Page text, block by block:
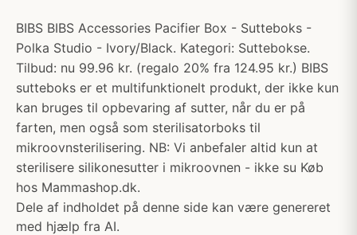
BIBS BIBS Accessories Pacifier Box - Sutteboks -
Polka Studio - Ivory/Black. Kategori: Suttebokse.
Tilbud: nu 99.96 kr. (regalo 20% fra 124.95 kr.) BIBS
sutteboks er et multifunktionelt produkt, der ikke kun
kan bruges til opbevaring af sutter, når du er på
farten, men også som sterilisatorboks til
mikroovnsterilisering. NB: Vi anbefaler altid kun at
sterilisere silikonesutter i mikroovnen - ikke su Køb
hos Mammashop.dk.
Dele af indholdet på denne side kan være genereret
med hjælp fra AI.